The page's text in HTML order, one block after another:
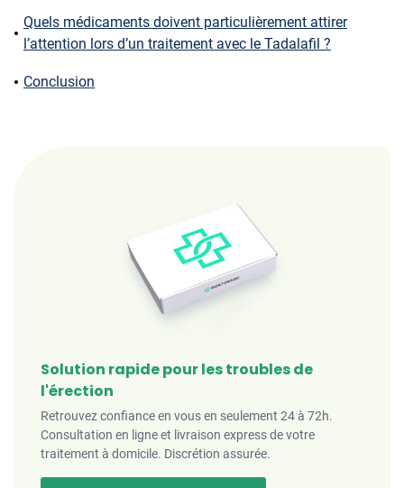
Quels médicaments doivent particulièrement attirer
l’attention lors d’un traitement avec le Tadalafil ?
Conclusion
Solution rapide pour les troubles de
l'érection
Retrouvez confiance en vous en seulement 24 à 72h.
Consultation en ligne et livraison express de votre
traitement à domicile. Discrétion assurée.